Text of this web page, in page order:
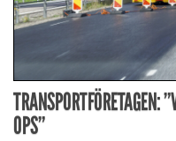
TRANSPORTFÖRETAGEN:
OPS”